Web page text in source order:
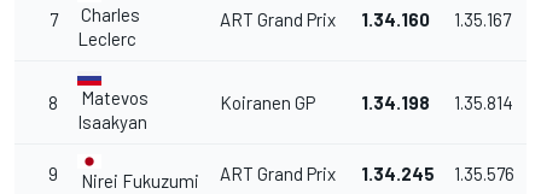
7
Charles
Leclerc
ART Grand Prix 1.34.160 1.35.167
8
Matevos
Isaakyan
Koiranen GP 1.34.198 1.35.814
9 Nirei Fukuzumi ART Grand Prix 1.34.245 1.35.576